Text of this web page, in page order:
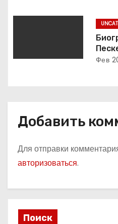
Фев
Добавить
Для отправки
авторизоваться.
Поиск